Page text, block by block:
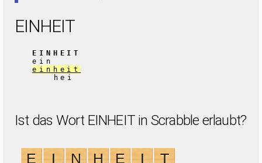
EINHEIT
EINHEIT
ein
einheit
hei
Ist das Wort EINHEIT in Scrabble erlaubt?